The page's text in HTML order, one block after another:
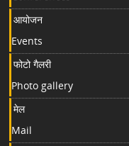
आयोजन
Events
फोटो गैलरी
Photo gallery
मेल
Mail